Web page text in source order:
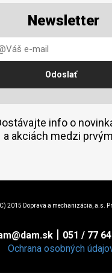
Newsletter
info o
a akciách medzi
2015 Doprava a mechanizácia, a.s.
| 051 / 77
Ochrana osobných